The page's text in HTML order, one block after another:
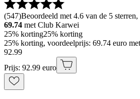
(547)Beoordeeld met 4.6 van de 5
69.74 met Club Karwei
25% korting25% korting
25% korting, voordeelprijs: 69.74 euro
92.99
Prijs: 92.99 euro